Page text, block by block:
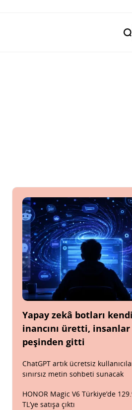
Yapay zekâ botları kendi
inancını üretti, insanlar
peşinden gitti
ChatGPT artık ücretsiz
sınırsız metin sohbeti sunacak
HONOR Magic V6 Türkiye’de
TL’ye satışa çıktı